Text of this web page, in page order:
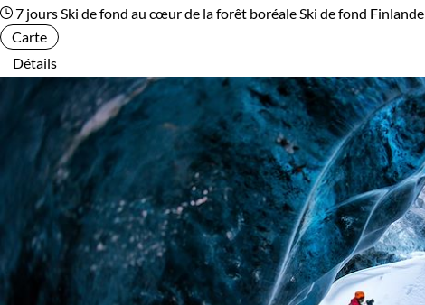
7 jours Ski de fond au cœur de la forêt boréale Ski de fond Finlande
Carte
Détails